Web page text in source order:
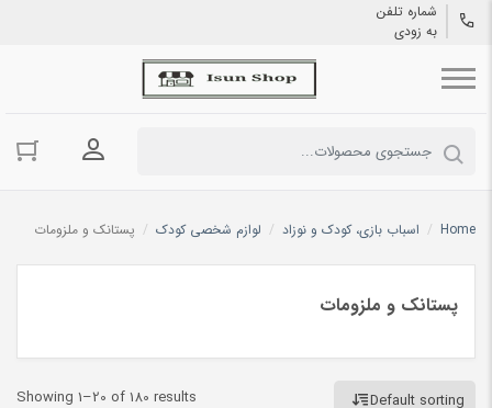
شماره تلفن
به زودی
ورود به
Home
/ اسباب بازی، کودک و نوزاد / لوازم شخصی کودک / پستانک و ملزومات
پستانک و ملزومات
Showing 1–20 of 180 results
Default sorting